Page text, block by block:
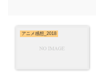
アニメ感想_2018